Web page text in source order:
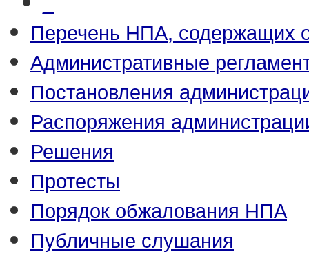
Перечень НПА, содержащих
Административные
Постановления
Распоряжения
Решения
Протесты
Порядок обжалования НПА
Публичные слушания